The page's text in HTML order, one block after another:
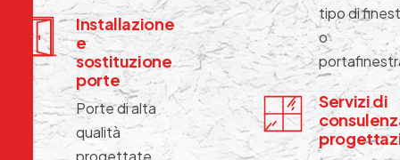
Installazione
e
sostituzione
porte
Porte di alta
qualità
progettate
tipo di
o
Servizi di